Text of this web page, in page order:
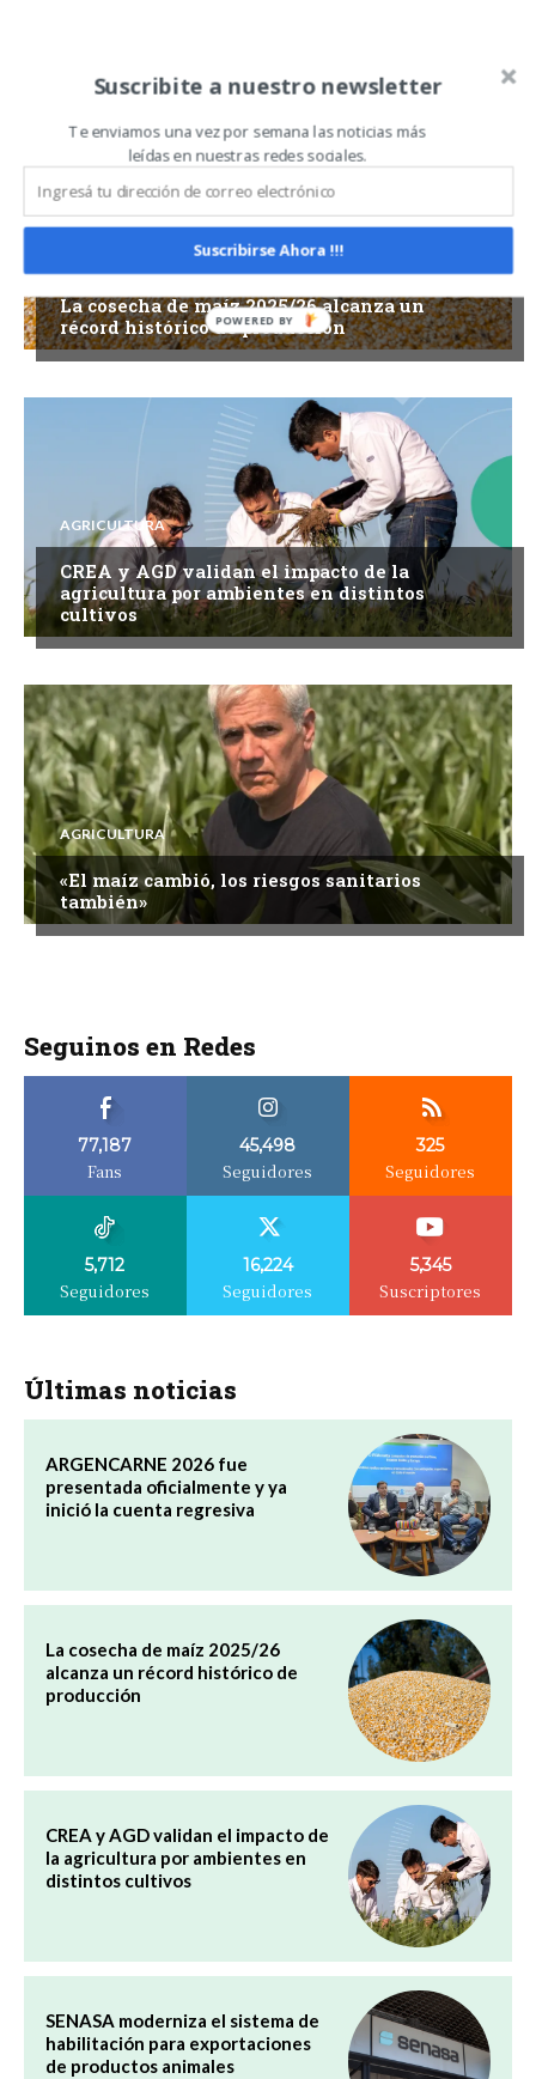
Related Articles
La cosecha de maíz 2025/26 alcanza un
récord histórico de producción
AGRICULTURA
CREA y AGD validan el impacto de la
agricultura por ambientes en distintos
cultivos
AGRICULTURA
«El maíz cambió, los riesgos sanitarios
también»
Seguinos en Redes
77,187
Fans
45,498
Seguidores
325
Seguidores
5,712
Seguidores
16,224
Seguidores
5,345
Suscriptores
Últimas noticias
ARGENCARNE 2026 fue
presentada oficialmente y ya
inició la cuenta regresiva
La cosecha de maíz 2025/26
alcanza un récord histórico de
producción
CREA y AGD validan el impacto de
la agricultura por ambientes en
distintos cultivos
SENASA moderniza el sistema de
habilitación para exportaciones
de productos animales
Suscribite a nuestro newsletter
Te enviamos una vez por semana las noticias más
leídas en nuestras redes sociales.
Suscribirse Ahora !!!